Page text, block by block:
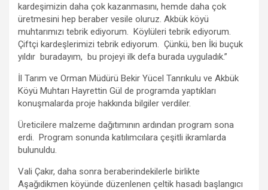
kardeşimizin daha çok kazanmasını, hemde daha çok
üretmesini hep beraber vesile oluruz. Akbük köyü
muhtarımızı tebrik ediyorum. Köylüleri tebrik ediyorum.
Çiftçi kardeşlerimizi tebrik ediyorum. Çünkü, ben İki buçuk
yıldır buradayım, bu projeyi ilk defa burada uyguladık.”
İl Tarım ve Orman Müdürü Bekir Yücel Tanrıkulu ve Akbük
Köyü Muhtarı Hayrettin Gül de programda yaptıkları
konuşmalarda proje hakkında bilgiler verdiler.
Üreticilere malzeme dağıtımının ardından program sona
erdi. Program sonunda katılımcılara çeşitli ikramlarda
bulunuldu.
Vali Çakır, daha sonra beraberindekilerle birlikte
Aşağıdikmen köyünde düzenlenen çeltik hasadı başlangıcı